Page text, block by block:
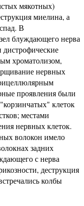
мякотных)
миелина, а
В
блуждающего нерва
хроматолизом,
нервных
проявления были
клеток
местами
нервных клеток.
волокон имело
задних
с нерва
деструкция
колбы